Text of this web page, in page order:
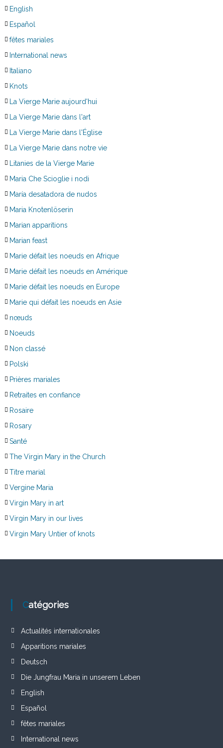
English
Español
fêtes mariales
International news
Italiano
Knots
La Vierge Marie aujourd'hui
La Vierge Marie dans l'art
La Vierge Marie dans l'Église
La Vierge Marie dans notre vie
Litanies de la Vierge Marie
Maria Che Scioglie i nodi
María desatadora de nudos
Maria Knotenlöserin
Marian apparitions
Marian feast
Marie défait les noeuds en Afrique
Marie défait les noeuds en Amérique
Marie défait les noeuds en Europe
Marie qui défait les noeuds en Asie
nœuds
Noeuds
Non classé
Polski
Prières mariales
Retraites en confiance
Rosaire
Rosary
Santé
The Virgin Mary in the Church
Titre marial
Vergine Maria
Virgin Mary in art
Virgin Mary in our lives
Virgin Mary Untier of knots
Catégories
Actualités internationales
Apparitions mariales
Deutsch
Die Jungfrau Maria in unserem Leben
English
Español
fêtes mariales
International news